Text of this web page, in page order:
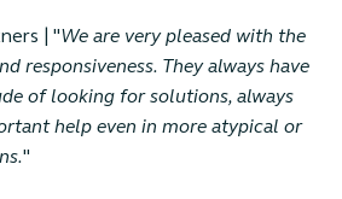
| "We are very pleased with the
responsiveness. They always have
of looking for solutions, always
help even in more atypical or
"